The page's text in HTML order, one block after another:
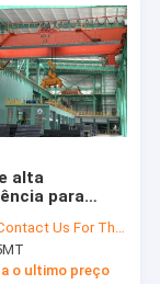
do arco
alta
para
Us For The Best Offer
o ultimo preço